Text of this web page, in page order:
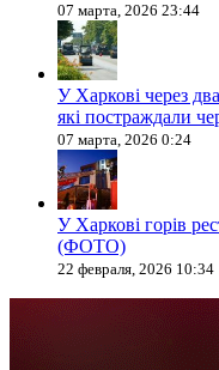
07 марта, 2026 23:44
У Харкові через
які постраждали
07 марта, 2026 0:24
У Харкові горів
(ФОТО)
22 февраля, 2026 10:34